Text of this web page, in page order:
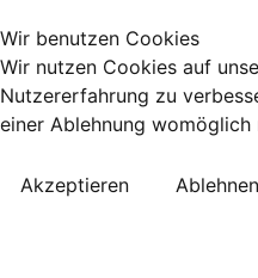
Wir benutzen Cookies
Wir nutzen Cookies auf
Nutzererfahrung zu
einer Ablehnung
Akzeptieren
Ablehnen